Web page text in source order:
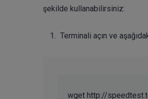
şekilde kullanabilirsiniz:
Terminali açın ve